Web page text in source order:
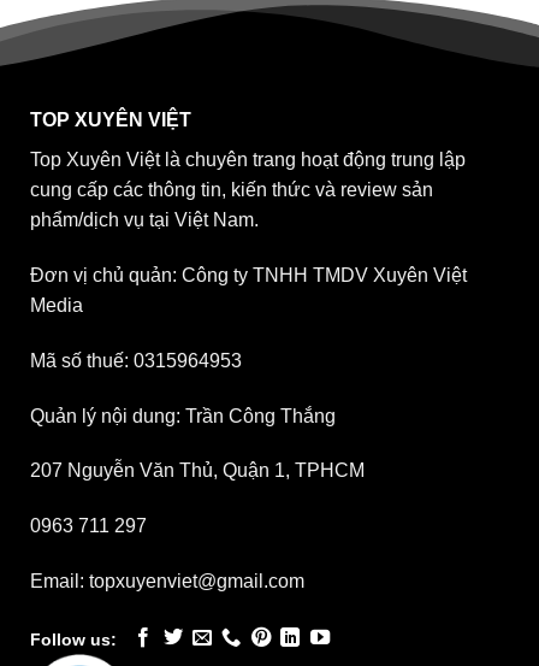
TOP XUYÊN VIỆT
Top Xuyên Việt là chuyên trang hoạt động trung lập
cung cấp các thông tin, kiến thức và review sản
phẩm/dịch vụ tại Việt Nam.
Đơn vị chủ quản: Công ty TNHH TMDV Xuyên Việt
Media
Mã số thuế: 0315964953
Quản lý nội dung: Trần Công Thắng
207 Nguyễn Văn Thủ, Quận 1, TPHCM
0963 711 297
Email: topxuyenviet@gmail.com
Follow us: